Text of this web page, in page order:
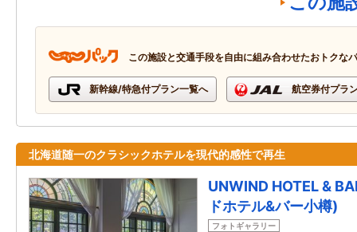
この施設と交通手段を自由に組み合わせたおトクな
新幹線/特急付プラン一覧へ 航空券付プラ
北海道随一のクラシックホテルを現代的感性で再生
UNWIND HOTEL &
ドホテル&バー小樽)
フォトギャラリー